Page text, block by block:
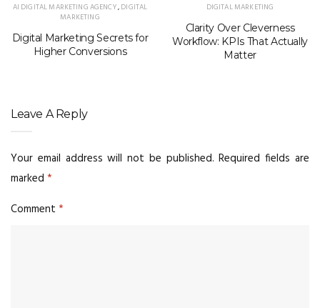
AI DIGITAL MARKETING AGENCY,DIGITAL
MARKETING
Digital Marketing Secrets for
Higher Conversions
DIGITAL MARKETING
Clarity Over Cleverness
Workflow: KPIs That Actually
Matter
Leave A Reply
Your email address will not be published. Required fields are
marked *
Comment *